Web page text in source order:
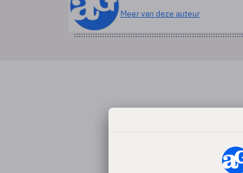
Meer van deze auteur